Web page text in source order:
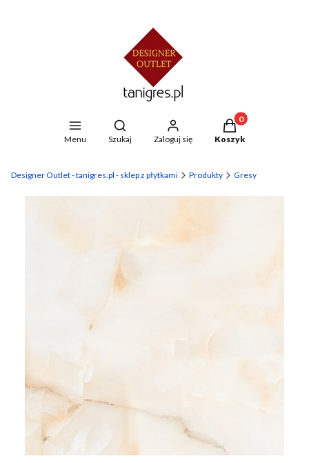
Menu
Otwórz wyszukiwarkę
Szukaj Zaloguj się
Produkty w
Koszyk
Designer Outlet - tanigres.pl - sklep z płytkami Produkty Gresy